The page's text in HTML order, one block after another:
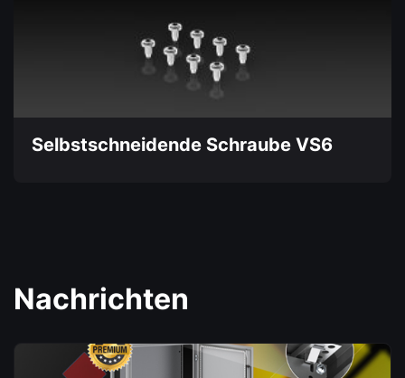
Selbstschneidende Schraube VS6
Nachrichten